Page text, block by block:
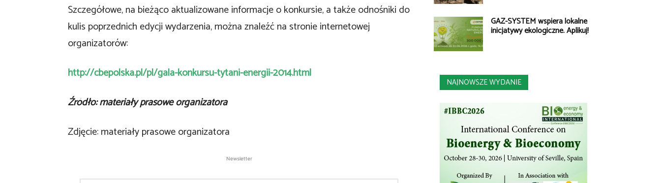
Szczegółowe, na bieżąco aktualizowane informacje o konkursie, a także odnośniki do
kulis poprzednich edycji wydarzenia, można znaleźć na stronie internetowej
organizatorów:
http://cbepolska.pl/pl/gala-konkursu-tytani-energii-2014.html
Źródło: materiały prasowe organizatora
Zdjęcie: materiały prasowe organizatora
Newsletter
GAZ-SYSTEM wspiera lokalne
inicjatywy ekologiczne. Aplikuj!
NAJNOWSZE WYDANIE